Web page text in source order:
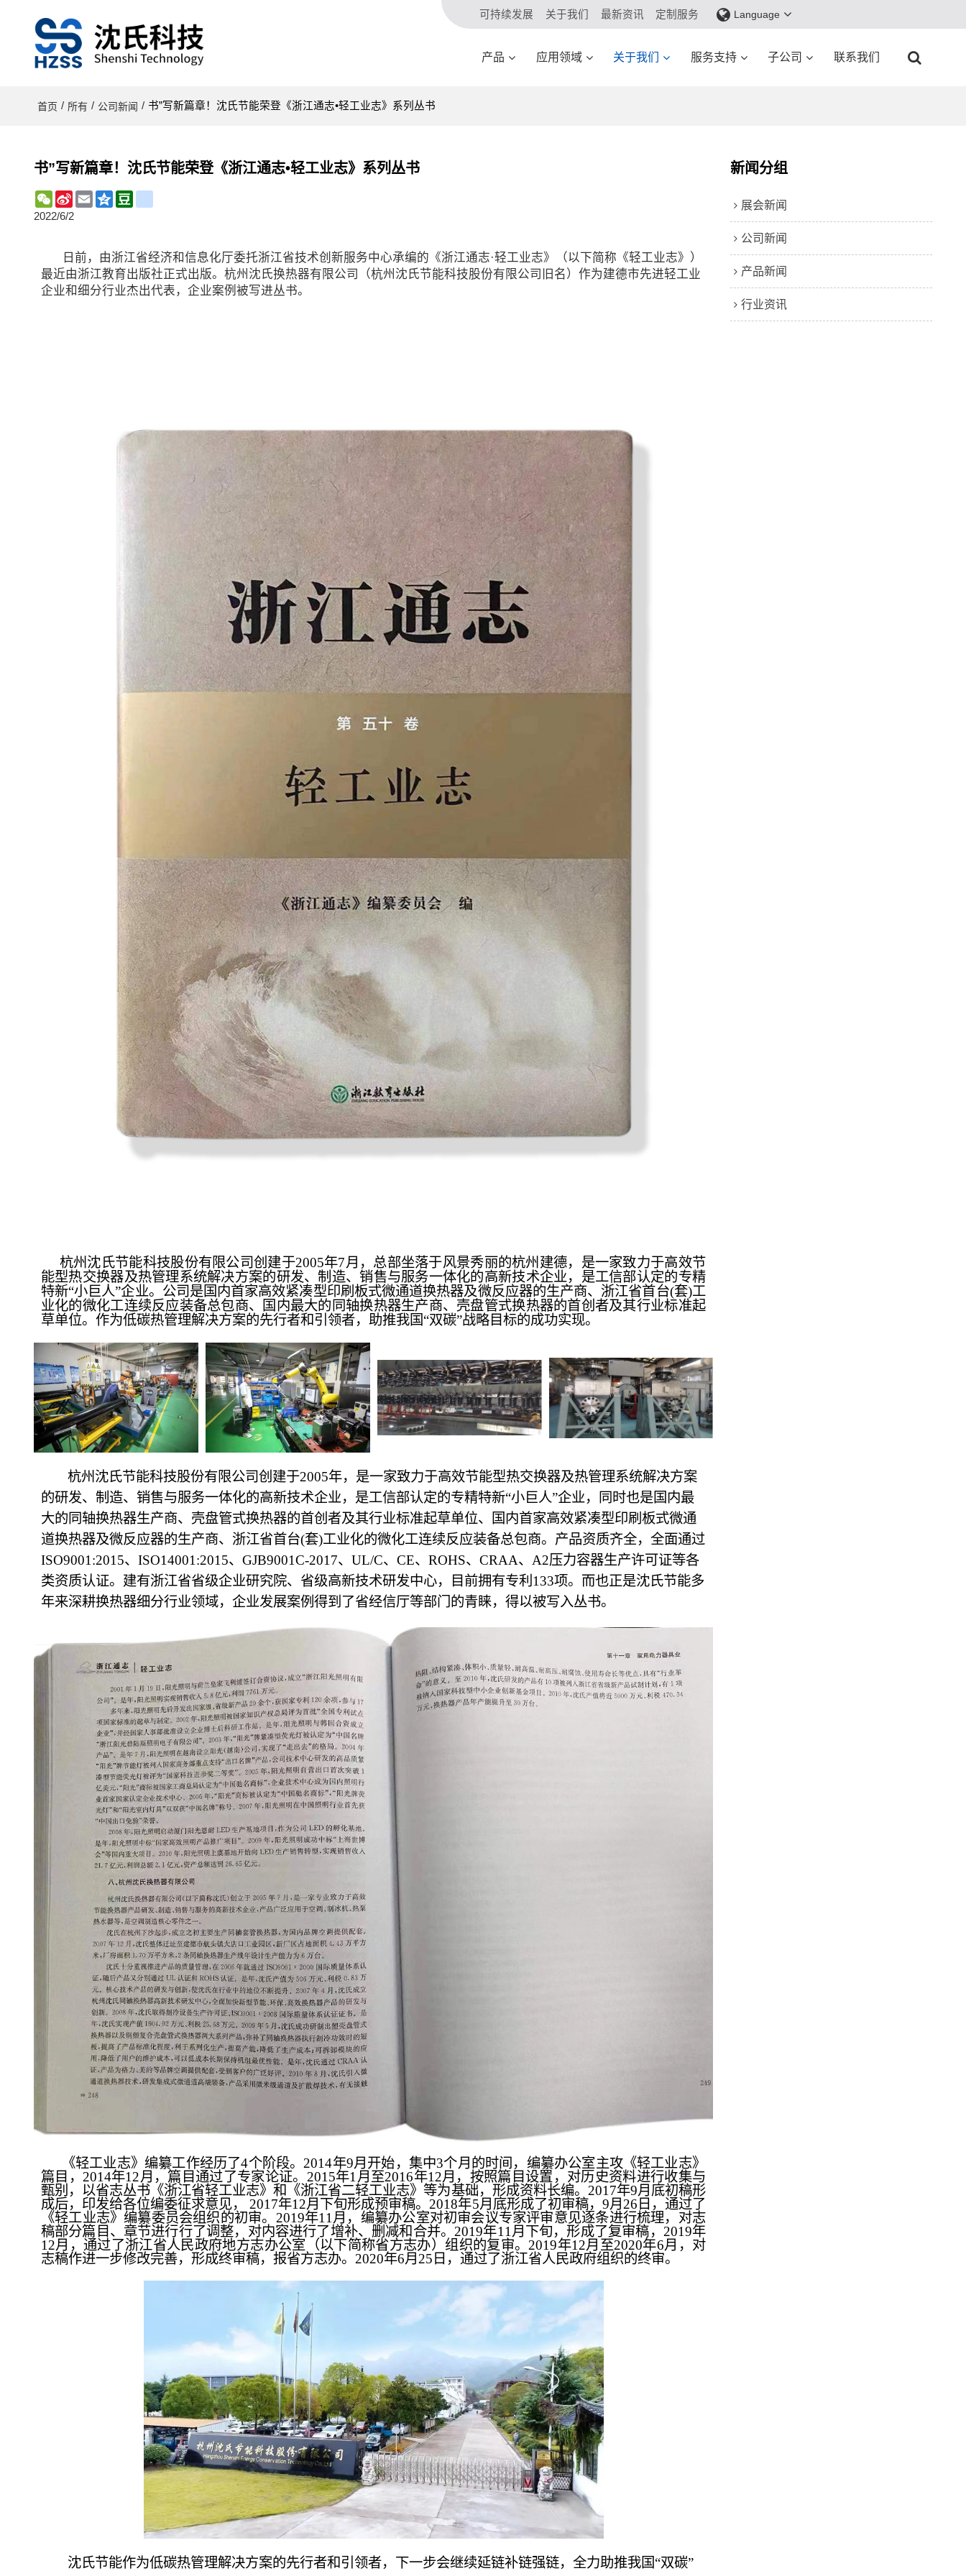
可持续发展 关于我们 最新资讯 定制服务 Language
产品 应用领域 关于我们 服务支持 子公司 联系我们
首页 / 所有 / 公司新闻 / 书”写新篇章！沈氏节能荣登《浙江通志•轻工业志》系列丛书
书”写新篇章！沈氏节能荣登《浙江通志•轻工业志》系列丛书
WeChat
Sina
Weibo
EmailQzoneDouban
2022/6/2
日前，由浙江省经济和信息化厅委托浙江省技术创新服务中心承编的《浙江通志·轻工业志》（以下简称《轻工业志》）
最近由浙江教育出版社正式出版。杭州沈氏换热器有限公司（杭州沈氏节能科技股份有限公司旧名）作为建德市先进轻工业
企业和细分行业杰出代表，企业案例被写进丛书。
杭州沈氏节能科技股份有限公司创建于2005年7月，总部坐落于风景秀丽的杭州建德，是一家致力于高效节
能型热交换器及热管理系统解决方案的研发、制造、销售与服务一体化的高新技术企业，是工信部认定的专精
特新“小巨人”企业。公司是国内首家高效紧凑型印刷板式微通道换热器及微反应器的生产商、浙江省首台(套)工
业化的微化工连续反应装备总包商、国内最大的同轴换热器生产商、壳盘管式换热器的首创者及其行业标准起
草单位。作为低碳热管理解决方案的先行者和引领者，助推我国“双碳”战略目标的成功实现。
杭州沈氏节能科技股份有限公司创建于2005年，是一家致力于高效节能型热交换器及热管理系统解决方案
的研发、制造、销售与服务一体化的高新技术企业，是工信部认定的专精特新“小巨人”企业，同时也是国内最
大的同轴换热器生产商、壳盘管式换热器的首创者及其行业标准起草单位、国内首家高效紧凑型印刷板式微通
道换热器及微反应器的生产商、浙江省首台(套)工业化的微化工连续反应装备总包商。产品资质齐全，全面通过
ISO9001:2015、ISO14001:2015、GJB9001C-2017、UL/C、CE、ROHS、CRAA、A2压力容器生产许可证等各
类资质认证。建有浙江省省级企业研究院、省级高新技术研发中心，目前拥有专利133项。而也正是沈氏节能多
年来深耕换热器细分行业领域，企业发展案例得到了省经信厅等部门的青睐，得以被写入丛书。
《轻工业志》编纂工作经历了4个阶段。2014年9月开始，集中3个月的时间，编纂办公室主攻《轻工业志》
篇目，2014年12月，篇目通过了专家论证。2015年1月至2016年12月，按照篇目设置，对历史资料进行收集与
甄别，以省志丛书《浙江省轻工业志》和《浙江省二轻工业志》等为基础，形成资料长编。2017年9月底初稿形
成后，印发给各位编委征求意见， 2017年12月下旬形成预审稿。2018年5月底形成了初审稿，9月26日，通过了
《轻工业志》编纂委员会组织的初审。2019年11月，编纂办公室对初审会议专家评审意见逐条进行梳理，对志
稿部分篇目、章节进行行了调整，对内容进行了增补、删减和合并。2019年11月下旬，形成了复审稿，2019年
12月，通过了浙江省人民政府地方志办公室（以下简称省方志办）组织的复审。2019年12月至2020年6月，对
志稿作进一步修改完善，形成终审稿，报省方志办。2020年6月25日，通过了浙江省人民政府组织的终审。
沈氏节能作为低碳热管理解决方案的先行者和引领者，下一步会继续延链补链强链，全力助推我国“双碳”
新闻分组
展会新闻
公司新闻
产品新闻
行业资讯